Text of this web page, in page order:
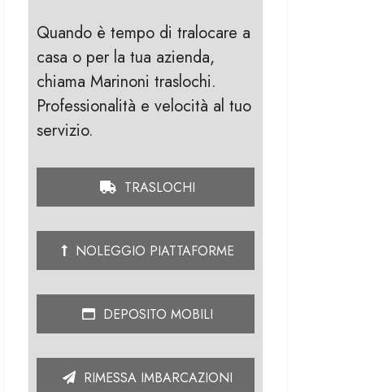
Quando è tempo di tralocare a
casa o per la tua azienda,
chiama Marinoni traslochi.
Professionalità e velocità al tuo
servizio.
TRASLOCHI
NOLEGGIO PIATTAFORME
DEPOSITO MOBILI
RIMESSA IMBARCAZIONI